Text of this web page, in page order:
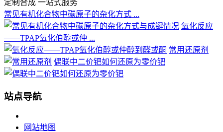
定制合成 一站式服务
常见有机化合物中碳原子的杂化方式 ...
氧化反应
——TPAP氧化伯醇或仲 ...
常用还原剂
偶联中二价钯如何还原为零价钯
站点导航
网站地图